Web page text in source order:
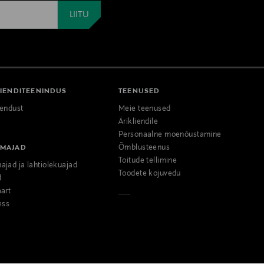
ja lahtiolekuajad
TEENUSED
Meie teenused
Ärikliendile
Personaalne moenõustamine
Õmblusteenus
Toitude tellimine
Toodete kojuvedu